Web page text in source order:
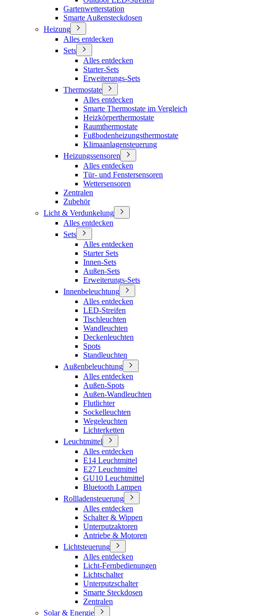
Gartenwetterstation
Smarte Außensteckdosen
Heizung
Alles entdecken
Sets
Alles entdecken
Starter-Sets
Erweiterungs-Sets
Thermostate
Alles entdecken
Smarte Thermostate im Vergleich
Heizkörperthermostate
Raumthermostate
Fußbodenheizungsthermostate
Klimaanlagensteuerung
Heizungssensoren
Alles entdecken
Tür- und Fenstersensoren
Wettersensoren
Zentralen
Zubehör
Licht & Verdunkelung
Alles entdecken
Sets
Alles entdecken
Starter Sets
Innen-Sets
Außen-Sets
Erweiterungs-Sets
Innenbeleuchtung
Alles entdecken
LED-Streifen
Tischleuchten
Wandleuchten
Deckenleuchten
Spots
Standleuchten
Außenbeleuchtung
Alles entdecken
Außen-Spots
Außen-Wandleuchten
Flutlichter
Sockelleuchten
Wegeleuchten
Lichterketten
Leuchtmittel
Alles entdecken
E14 Leuchtmittel
E27 Leuchtmittel
GU10 Leuchtmittel
Bluetooth Lampen
Rollladensteuerung
Alles entdecken
Schalter & Wippen
Unterputzaktoren
Antriebe & Motoren
Lichtsteuerung
Alles entdecken
Licht-Fernbedienungen
Lichtschalter
Unterputzschalter
Smarte Steckdosen
Zentralen
Solar & Energie